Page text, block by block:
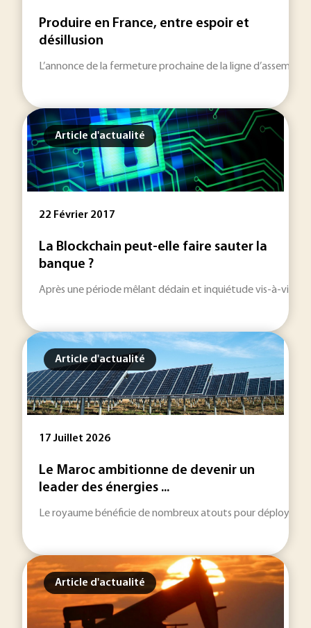
Produire en France, entre espoir et
désillusion
L’annonce de la fermeture prochaine de la ligne
Article d'actualité
22 Février 2017
La Blockchain peut-elle faire sauter la
banque ?
Après une période mêlant dédain et inquiétude vis-à-vis
Article d'actualité
17 Juillet 2026
Le Maroc ambitionne de devenir un
leader des énergies ...
Le royaume bénéficie de nombreux atouts pour déployer
Article d'actualité